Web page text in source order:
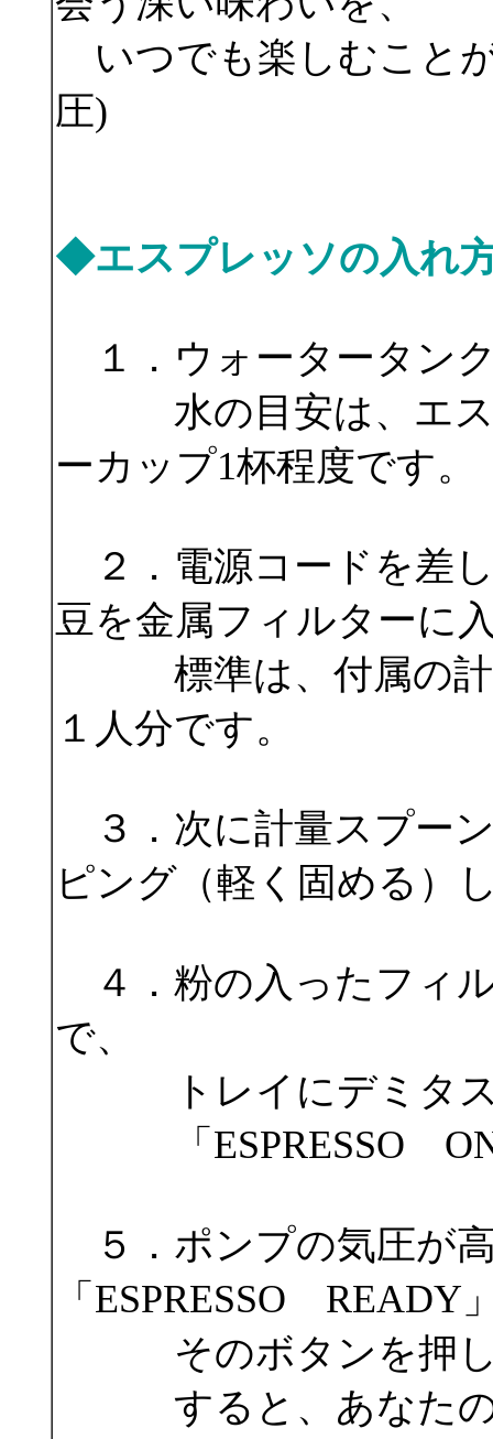
いつでも楽しむこと
圧)
◆エスプレッソの入れ
１．ウォータータン
水の目安は、エス
ーカップ1杯程度です。
２．電源コードを差
豆を金属フィルターに
標準は、付属の計
１人分です。
３．次に計量スプー
ピング（軽く固める）
４．粉の入ったフィ
で、
トレイにデミタス
「ESPRESSO ON/
５．ポンプの気圧が
「ESPRESSO
そのボタンを押し
すると、あなたの